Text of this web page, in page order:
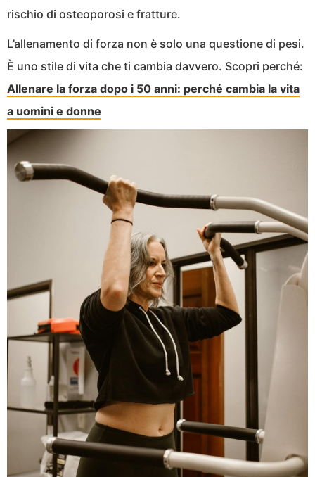
rischio di osteoporosi e fratture.
L’allenamento di forza non è solo una questione di pesi.
È uno stile di vita che ti cambia davvero. Scopri perché:
Allenare la forza dopo i 50 anni: perché cambia la vita
a uomini e donne